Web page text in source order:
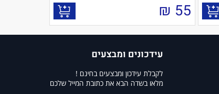
55
₪
עידכונים ומבצעים
לקבלת עידכון ומבצעים בחינם !
מלאו בשדה הבא את כתובת המייל שלכם